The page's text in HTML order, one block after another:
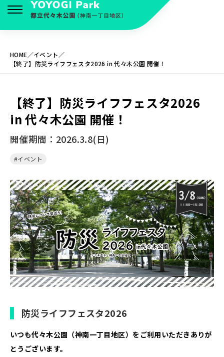
ニュース
公園について
施設紹介
よくある質問
Language
HOME
イベント
【終了】防災ライフフェスタ2026 in 代々木公園 開催！
【終了】防災ライフフェスタ2026
in 代々木公園 開催！
開催期間：2026.3.8(日)
#イベント
防災ライフフェスタ2026
いつも代々木公園（神南一丁目地区）をご利用いただきありが
とうございます。